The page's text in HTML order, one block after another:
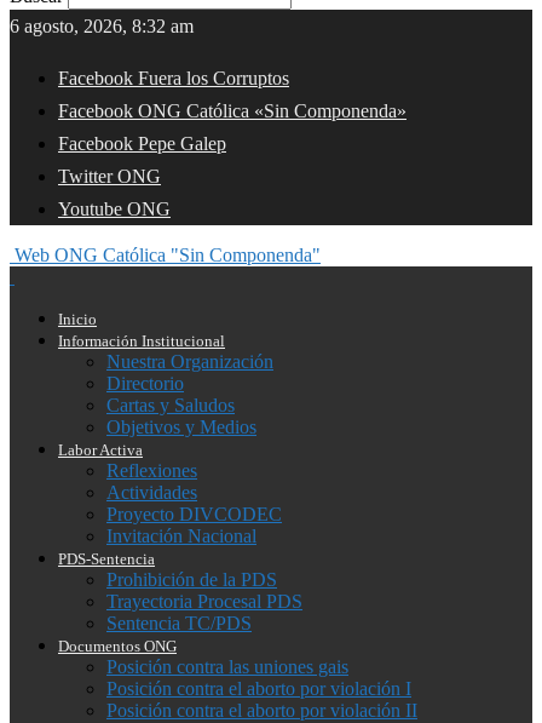
6 agosto, 2026, 8:32 am
Facebook Fuera los Corruptos
Facebook ONG Católica «Sin Componenda»
Facebook Pepe Galep
Twitter ONG
Youtube ONG
Web ONG Católica "Sin Componenda"
Inicio
Información Institucional
Nuestra Organización
Directorio
Cartas y Saludos
Objetivos y Medios
Labor Activa
Reflexiones
Actividades
Proyecto DIVCODEC
Invitación Nacional
PDS-Sentencia
Prohibición de la PDS
Trayectoria Procesal PDS
Sentencia TC/PDS
Documentos ONG
Posición contra las uniones gais
Posición contra el aborto por violación I
Posición contra el aborto por violación II